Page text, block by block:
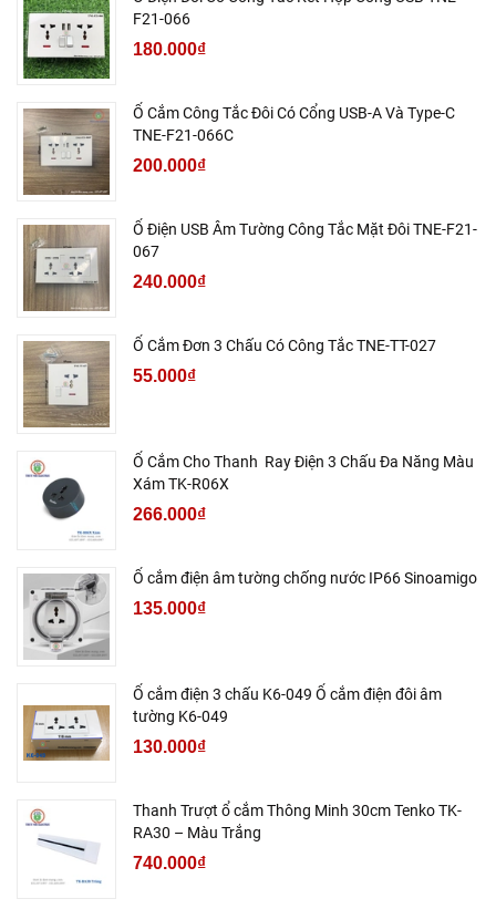
F21-066
180.000₫
Ổ Cắm Công Tắc Đôi Có Cổng USB-A Và Type-C
TNE-F21-066C
200.000₫
Ổ Điện USB Âm Tường Công Tắc Mặt Đôi TNE-F21-
067
240.000₫
Ổ Cắm Đơn 3 Chấu Có Công Tắc TNE-TT-027
55.000₫
Ổ Cắm Cho Thanh Ray Điện 3 Chấu Đa Năng Màu
Xám TK-R06X
266.000₫
Ổ cắm điện âm tường chống nước IP66 Sinoamigo
135.000₫
Ổ cắm điện 3 chấu K6-049 Ổ cắm điện đôi âm
tường K6-049
130.000₫
Thanh Trượt ổ cắm Thông Minh 30cm Tenko TK-
RA30 – Màu Trắng
740.000₫